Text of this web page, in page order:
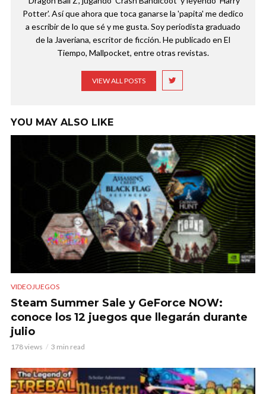
Potter'. Así que ahora que toca ganarse la 'papita' me dedico
a escribir de lo que sé y me gusta. Soy periodista graduado
de la Javeriana, escritor de ficción. He publicado en El
Tiempo, Mallpocket, entre otras revistas.
VIEW ALL POSTS
YOU MAY ALSO LIKE
VIDEOJUEGOS
Steam Summer Sale y GeForce NOW:
conoce los 12 juegos que llegarán durante
julio
178 views 3 min read